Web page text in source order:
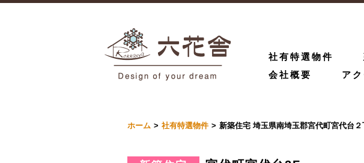
社有特選物件
会社概要
ア
ホーム 社有特選物件 新築住宅 埼玉県南埼玉郡宮代町宮代台２